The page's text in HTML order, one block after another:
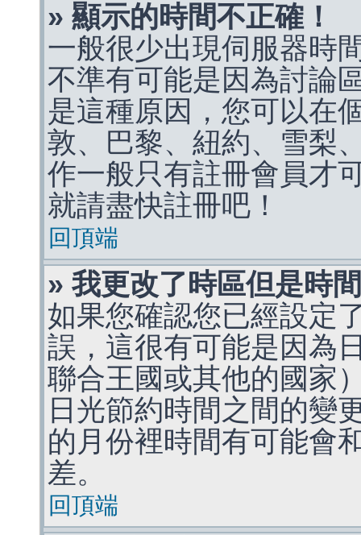
» 顯示的時間不正確！
一般很少出現伺服器時
不準有可能是因為討論
是這種原因，您可以在
敦、巴黎、紐約、雪梨
作一般只有註冊會員才
就請盡快註冊吧！
回頂端
» 我更改了時區但是時
如果您確認您已經設定
誤，這很有可能是因為
聯合王國或其他的國家
日光節約時間之間的變
的月份裡時間有可能會
差。
回頂端